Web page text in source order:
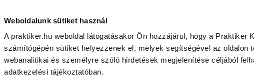
Weboldalunk sütiket használ
A praktiker.hu weboldal látogatásakor Ön hozzájárul, hogy a Praktiker
számítógépén sütiket helyezzenek el, melyek segítségével az oldalon
webanalitikai és személyre szóló hirdetések megjelenítése céljából
adatkezelési tájékoztatóban.